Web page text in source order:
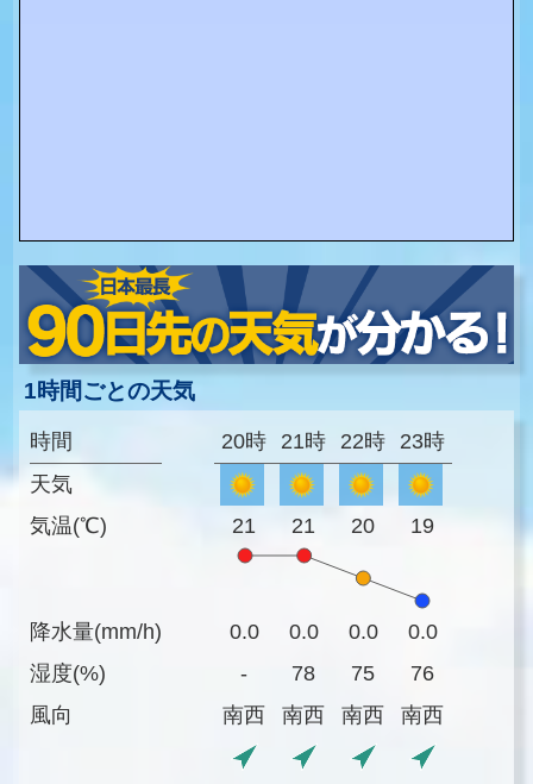
1時間ごとの天気
時間
天気
気温(℃)
降水量(mm/h)
湿度(%)
風向
20時 21時 22時 23時
21 21 20 19
0.0 0.0 0.0
0.0
-
78 75
76
南西
南西 南西 南西